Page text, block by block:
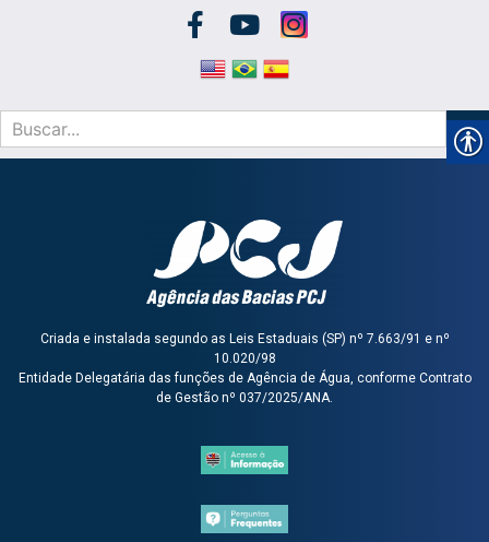
Criada e instalada segundo as Leis Estaduais (SP) nº 7.663/91 e nº
10.020/98
Entidade Delegatária das funções de Agência de Água, conforme Contrato
de Gestão nº 037/2025/ANA.